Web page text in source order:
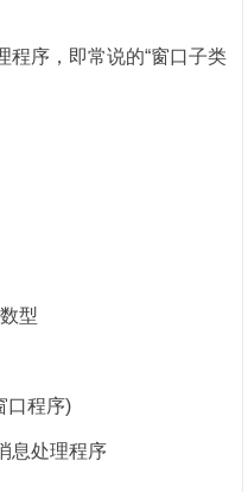
程序，即常说的“窗口子类
型
口程序)
息处理程序